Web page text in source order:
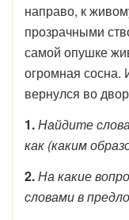
направо, к
прозрачными
самой опушке
огромная сосна.
вернулся во
1.Найдите
как (каким
2.На какие
словами в